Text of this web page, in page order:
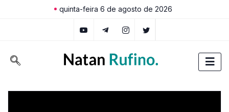
quinta-feira 6 de agosto de 2026